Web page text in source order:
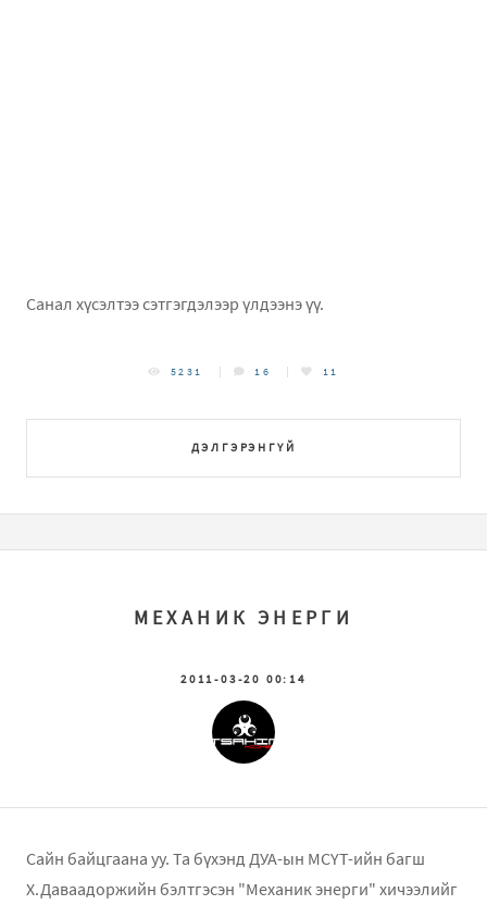
Санал хүсэлтээ сэтгэгдэлээр үлдээнэ үү.
ДЭЛГЭРЭНГҮЙ
5231 16 11
МЕХАНИК ЭНЕРГИ
2011-03-20 00:14
Сайн байцгаана уу. Та бүхэнд ДУА-ын МСҮТ-ийн багш
Х.Даваадоржийн бэлтгэсэн "Механик энерги" хичээлийг